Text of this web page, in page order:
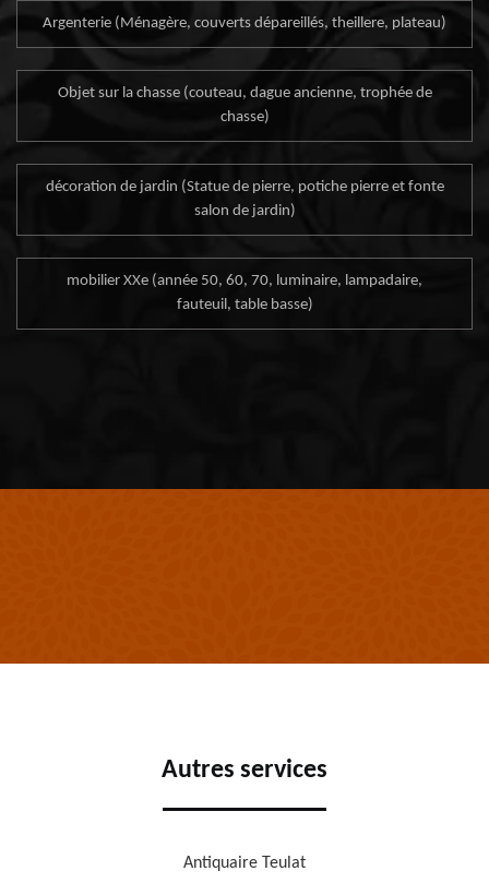
Argenterie (Ménagère, couverts dépareillés, theillere, plateau)
Objet sur la chasse (couteau, dague ancienne, trophée de
chasse)
décoration de jardin (Statue de pierre, potiche pierre et fonte
salon de jardin)
mobilier XXe (année 50, 60, 70, luminaire, lampadaire,
fauteuil, table basse)
Autres services
Antiquaire Teulat